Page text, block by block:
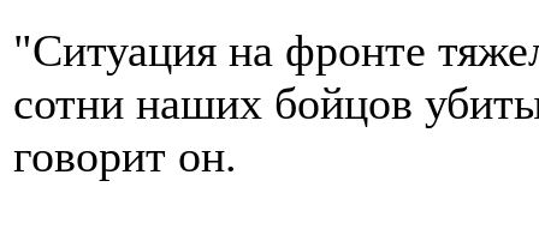
"Ситуация на фронте
сотни наших бойцов
говорит он.